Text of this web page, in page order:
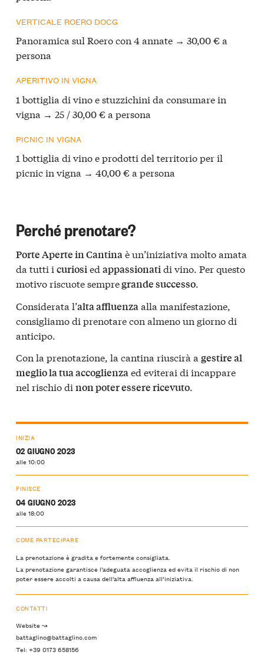
VERTICALE ROERO DOCG
Panoramica sul Roero con 4 annate → 30,00 € a
persona
APERITIVO IN VIGNA
1 bottiglia di vino e stuzzichini da consumare in
vigna → 25 / 30,00 € a persona
PICNIC IN VIGNA
1 bottiglia di vino e prodotti del territorio per il
picnic in vigna → 40,00 € a persona
Perché prenotare?
Porte Aperte in Cantinaè un’iniziativa molto amata
da tutti i curiosied appassionatidi vino. Per questo
motivo riscuote sempregrande successo.
Considerata l’alta affluenzaalla manifestazione,
consigliamo di prenotare con almeno un giorno di
anticipo.
Con la prenotazione, la cantina riuscirà a gestire al
meglio la tua accoglienzaed eviterai di incappare
nel rischio di non poter essere ricevuto.
INIZIA
02 GIUGNO 2023
alle 10:00
FINISCE
04 GIUGNO 2023
alle 18:00
COME PARTECIPARE
La prenotazione è gradita e fortemente consigliata.
La prenotazione garantisce l’adeguata accoglienza ed evita il rischio di non
poter essere accolti a causa dell’alta affluenza all’iniziativa.
CONTATTI
Website ↝
battaglino@battaglino.com
Tel: +39 0173 658156